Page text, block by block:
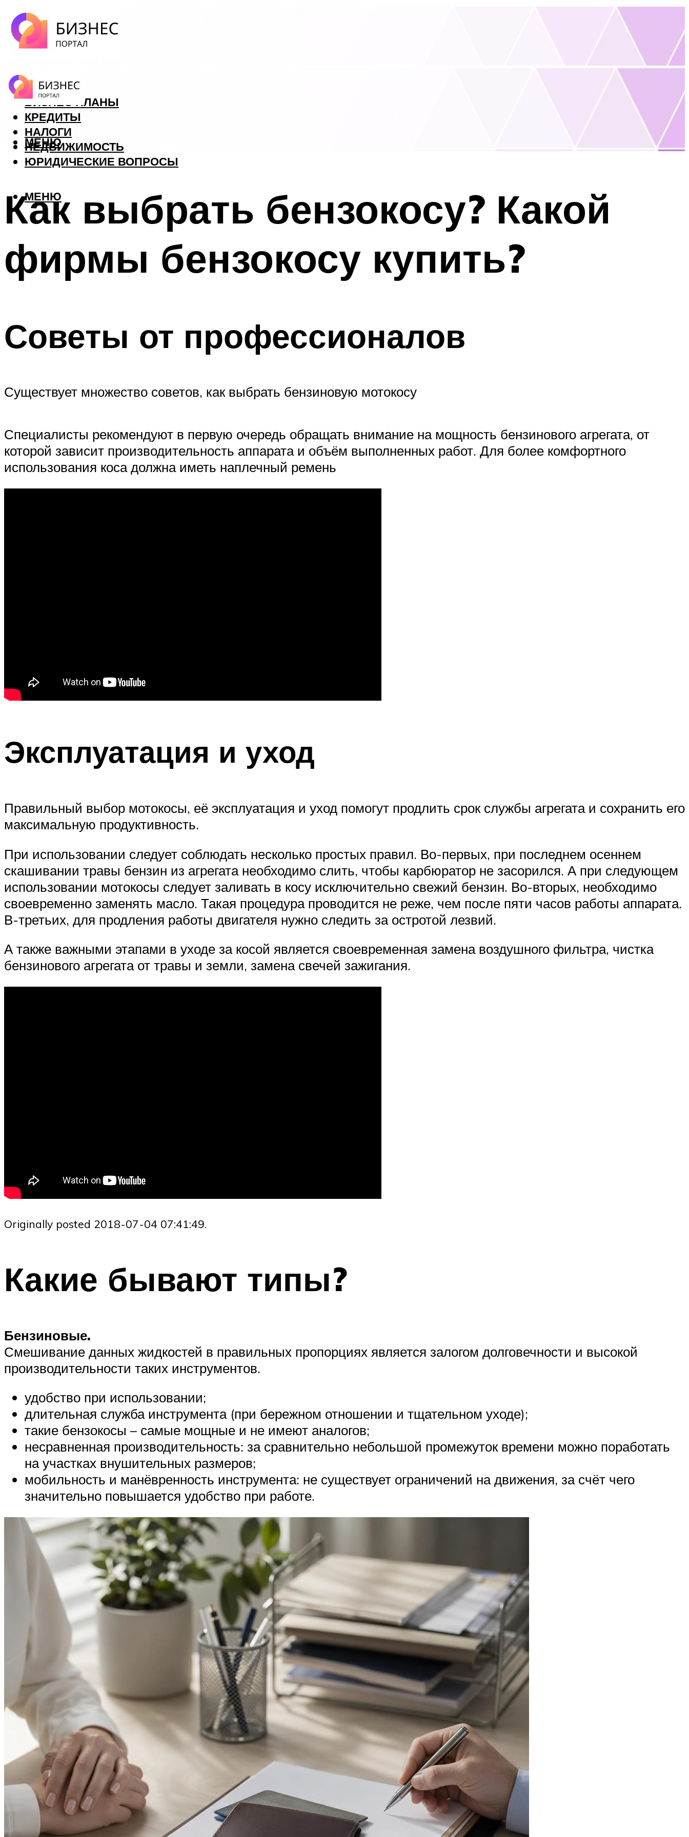
ФОРЕКС
БИЗНЕС ПЛАНЫ
КРЕДИТЫ
НАЛОГИ
НЕДВИЖИМОСТЬ
ЮРИДИЧЕСКИЕ ВОПРОСЫ
МЕНЮ
МЕНЮ
Как выбрать бензокосу? Какой
фирмы бензокосу купить?
Советы от профессионалов
Существует множество советов, как выбрать бензиновую мотокосу
Специалисты рекомендуют в первую очередь обращать внимание на мощность бензинового агрегата, от
которой зависит производительность аппарата и объём выполненных работ. Для более комфортного
использования коса должна иметь наплечный ремень
Эксплуатация и уход
Правильный выбор мотокосы, её эксплуатация и уход помогут продлить срок службы агрегата и сохранить его
максимальную продуктивность.
При использовании следует соблюдать несколько простых правил. Во-первых, при последнем осеннем
скашивании травы бензин из агрегата необходимо слить, чтобы карбюратор не засорился. А при следующем
использовании мотокосы следует заливать в косу исключительно свежий бензин. Во-вторых, необходимо
своевременно заменять масло. Такая процедура проводится не реже, чем после пяти часов работы аппарата.
В-третьих, для продления работы двигателя нужно следить за остротой лезвий.
А также важными этапами в уходе за косой является своевременная замена воздушного фильтра, чистка
бензинового агрегата от травы и земли, замена свечей зажигания.
Originally posted 2018-07-04 07:41:49.
Какие бывают типы?
Бензиновые.
Смешивание данных жидкостей в правильных пропорциях является залогом долговечности и высокой
производительности таких инструментов.
удобство при использовании;
длительная служба инструмента (при бережном отношении и тщательном уходе);
такие бензокосы – самые мощные и не имеют аналогов;
несравненная производительность: за сравнительно небольшой промежуток времени можно поработать
на участках внушительных размеров;
мобильность и манёвренность инструмента: не существует ограничений на движения, за счёт чего
значительно повышается удобство при работе.